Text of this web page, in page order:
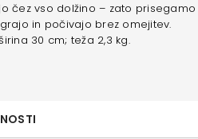
čez vso dolžino – zato
in počivajo brez omejitev.
30 cm; teža 2,3 kg.